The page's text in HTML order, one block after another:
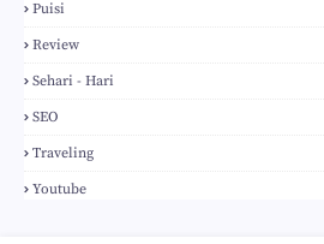
Puisi
Review
Sehari - Hari
SEO
Traveling
Youtube